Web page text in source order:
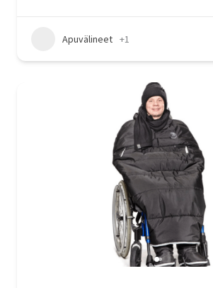
Apuvälineet +1